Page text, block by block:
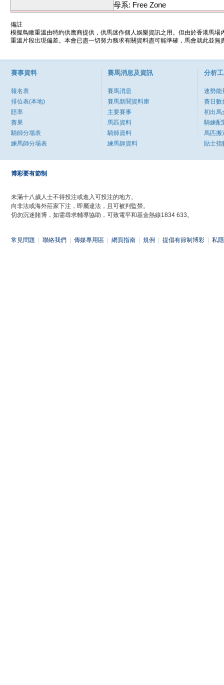
母系: Free Zone
備註
模擬鳥瞰重溫由特約供應商提供，供馬迷作個人娛樂資訊之用。但由於香港馬
重溫片段出現偏差。本會已盡一切努力務求有關資料盡可能準確，馬會就此並
賽事資料
報名表
排位表(本地)
賠率
賽果
騎師分場表
練馬師分場表
賽馬消息及資訊
賽馬消息
賽馬新聞資料庫
主要賽事
馬匹資料
騎師資料
練馬師資料
分析
速勢能
賽日數
初出馬
騎練配
馬匹搬
貼士指
博彩要有節制
未滿十八歲人士不得投注或進入可投注的地方。
向非法或海外莊家下注，即屬違法，且可被判監禁。
切勿沉迷賭博，如需尋求輔導協助，可致電平和基金熱線1834 633。
常見問題 聯絡我們 傳媒專用區 網頁指南 規例 提倡有節制博彩 私